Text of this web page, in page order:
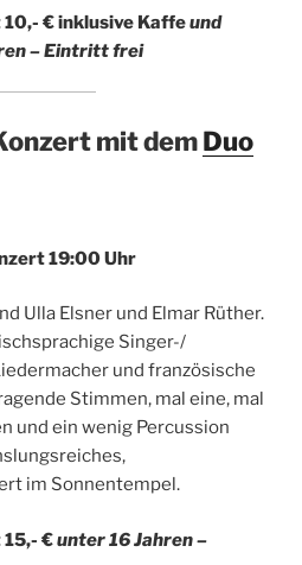
€inklusive Kaffeund
– Eintritt frei
mit demDuo
19:00 Uhr
Ulla Elsner und Elmar Rüther.
Singer-/
und französische
Stimmen, mal eine, mal
und ein wenig Percussion
im Sonnentempel.
€unter 16 Jahren –